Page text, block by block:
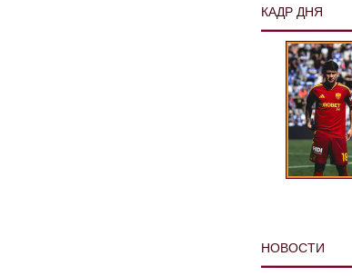
КАДР ДНЯ
НОВОСТИ